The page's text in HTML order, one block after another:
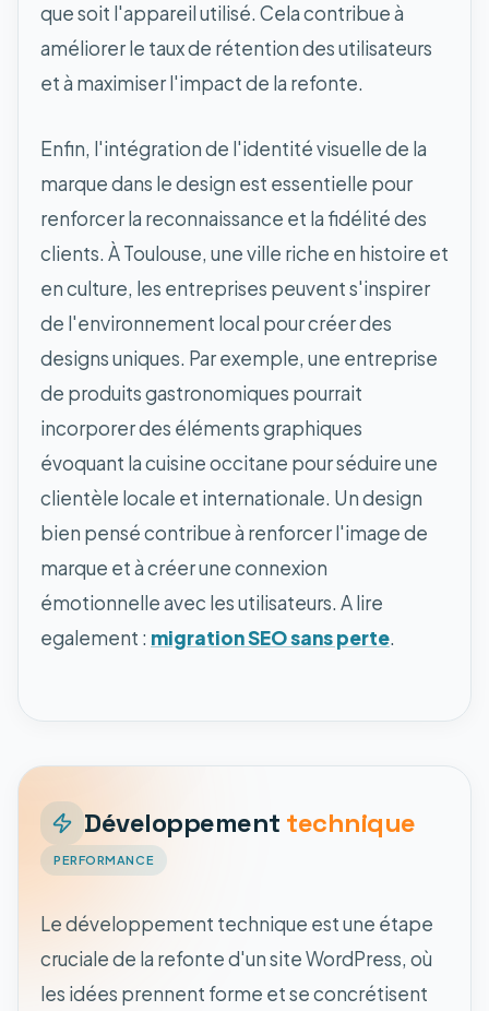
que soit l'appareil utilisé. Cela contribue à
améliorer le taux de rétention des utilisateurs
et à maximiser l'impact de la refonte.
Enfin, l'intégration de l'identité visuelle de la
marque dans le design est essentielle pour
renforcer la reconnaissance et la fidélité des
clients. À Toulouse, une ville riche en histoire et
en culture, les entreprises peuvent s'inspirer
de l'environnement local pour créer des
designs uniques. Par exemple, une entreprise
de produits gastronomiques pourrait
incorporer des éléments graphiques
évoquant la cuisine occitane pour séduire une
clientèle locale et internationale. Un design
bien pensé contribue à renforcer l'image de
marque et à créer une connexion
émotionnelle avec les utilisateurs. A lire
egalement : migration SEO sans perte.
Développement technique
PERFORMANCE
Le développement technique est une étape
cruciale de la refonte d'un site WordPress, où
les idées prennent forme et se concrétisent